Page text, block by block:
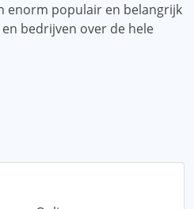
enorm populair en belangrijk
bedrijven over de hele